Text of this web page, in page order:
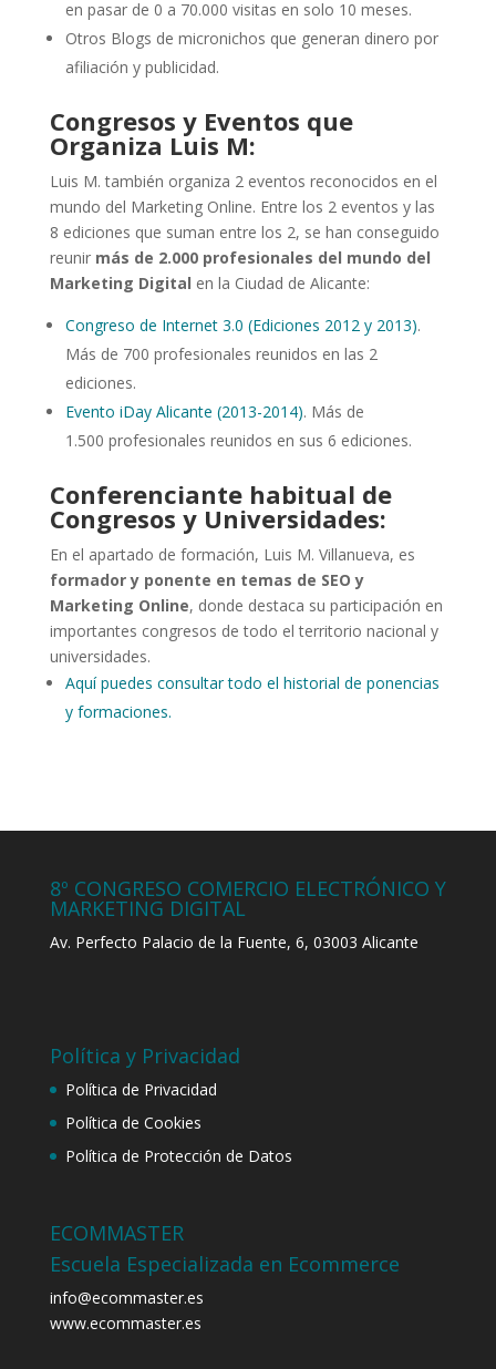
en pasar de 0 a 70.000 visitas en solo 10 meses.
Otros Blogs de micronichos que generan dinero por
afiliación y publicidad.
Congresos y Eventos que
Organiza Luis M:
Luis M. también organiza 2 eventos reconocidos en el
mundo del Marketing Online. Entre los 2 eventos y las
8 ediciones que suman entre los 2, se han conseguido
reunir más de 2.000 profesionales del mundo del
Marketing Digital en la Ciudad de Alicante:
Congreso de Internet 3.0 (Ediciones 2012 y 2013).
Más de 700 profesionales reunidos en las 2
ediciones.
Evento iDay Alicante (2013-2014). Más de
1.500 profesionales reunidos en sus 6 ediciones.
Conferenciante habitual de
Congresos y Universidades:
En el apartado de formación, Luis M. Villanueva, es
formador y ponente en temas de SEO y
Marketing Online, donde destaca su participación en
importantes congresos de todo el territorio nacional y
universidades.
Aquí puedes consultar todo el historial de ponencias
y formaciones.
8º CONGRESO COMERCIO ELECTRÓNICO Y
MARKETING DIGITAL
Av. Perfecto Palacio de la Fuente, 6, 03003 Alicante
Política y Privacidad
Política de Privacidad
Política de Cookies
Política de Protección de Datos
ECOMMASTER
Escuela Especializada en Ecommerce
info@ecommaster.es
www.ecommaster.es